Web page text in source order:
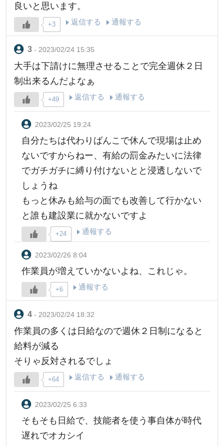
良いと思います。
+3 返信する 通報する
- 2023/02/24 15:35
大手は下請けに無理させることで完全週休２日
制出来るんだよなぁ
+49 返信する 通報する
2023/02/25 19:24
自分たちは代わりばんこで休んで現場は止め
ないですからねー、有給の罰金みたいに法律
でガチガチに縛り付けないとと浸透しないで
しょうね
もっと休みも給与の面でも改善して行かない
と誰も建設業に就かないですよ
+24 通報する
2023/02/26 8:04
作業員が増えていかないよね、これじゃ。
+6 通報する
- 2023/02/24 18:32
作業員の多くは日給なので週休２日制になると
給料が減る
そりゃ反対されるでしょ
+64 返信する 通報する
2023/02/25 6:33
そもそも日給で、技能者を使う事自体が時代
遅れでオカシイ